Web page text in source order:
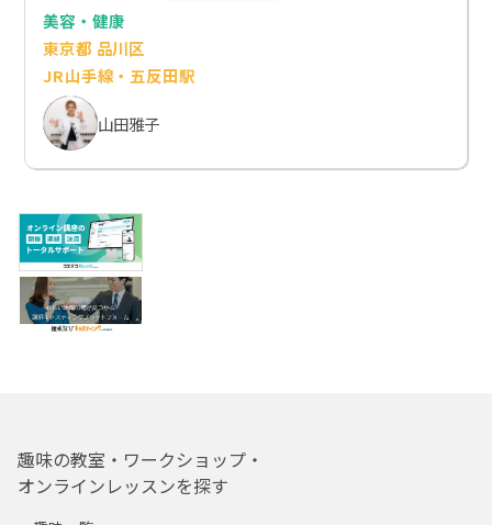
美容・健康
東京都 品川区
JR山手線・五反田駅
山田雅子
趣味の教室・ワークショップ・
オンラインレッスンを探す